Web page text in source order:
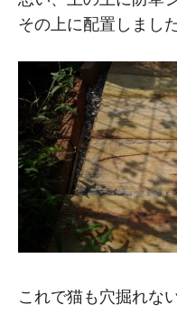
その上に配置しました
これで猫も穴掘れな